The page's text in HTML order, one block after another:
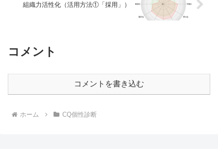
組織力活性化（活用方法①「採用」）
コメント
コメントを書き込む
ホーム CQ個性診断